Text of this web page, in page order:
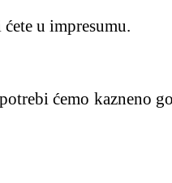
u impresumu.
ćemo kazneno